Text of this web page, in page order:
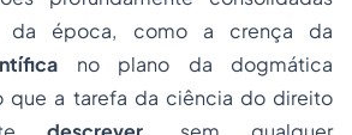
da época, como a crença da
no plano da dogmática
que a tarefa da ciência do direito